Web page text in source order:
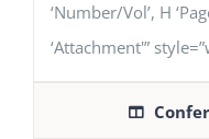
‘Number/Vol’, H
‘Attachment'”